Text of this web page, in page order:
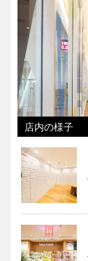
店内の様子